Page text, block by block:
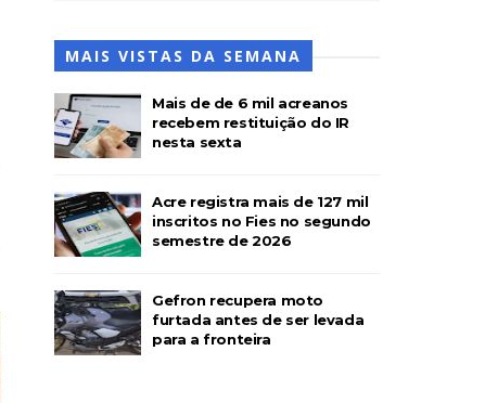
MAIS VISTAS DA SEMANA
Mais de de 6 mil acreanos
recebem restituição do IR
nesta sexta
Acre registra mais de 127 mil
inscritos no Fies no segundo
semestre de 2026
Gefron recupera moto
furtada antes de ser levada
para a fronteira